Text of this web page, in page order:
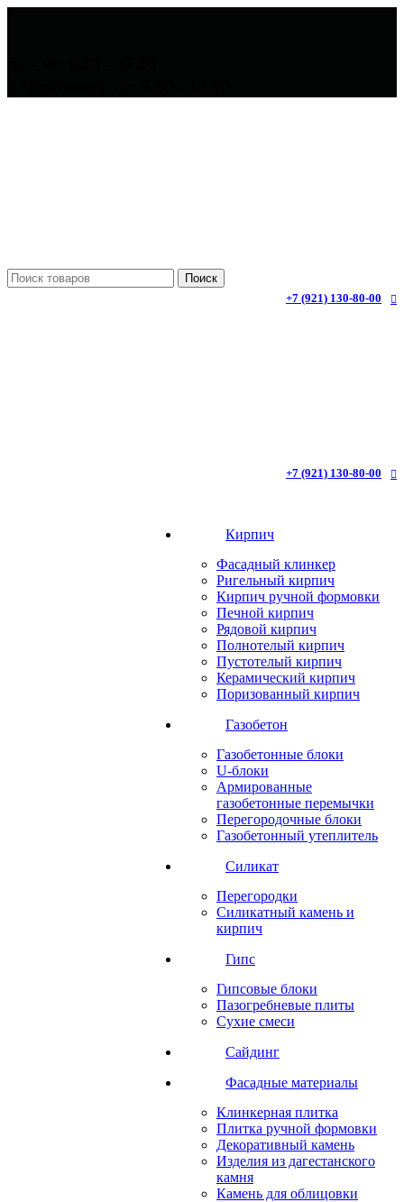
Поиск
+7 (921) 130-80-00
+7 (921) 130-80-00
Кирпич
Фасадный клинкер
Ригельный кирпич
Кирпич ручной формовки
Печной кирпич
Рядовой кирпич
Полнотелый кирпич
Пустотелый кирпич
Керамический кирпич
Поризованный кирпич
Газобетон
Газобетонные блоки
U-блоки
Армированные
газобетонные перемычки
Перегородочные блоки
Газобетонный утеплитель
Силикат
Перегородки
Силикатный камень и
кирпич
Гипс
Гипсовые блоки
Пазогребневые плиты
Сухие смеси
Сайдинг
Фасадные материалы
Клинкерная плитка
Плитка ручной формовки
Декоративный камень
Изделия из дагестанского
камня
Камень для облицовки